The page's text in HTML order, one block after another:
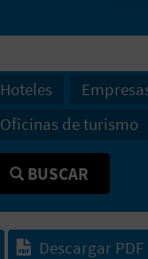
Hoteles
Oficinas de turismo
BUSCAR
Descargar